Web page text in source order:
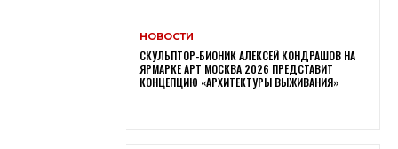
НОВОСТИ
СКУЛЬПТОР-БИОНИК АЛЕКСЕЙ КОНДРАШОВ НА
ЯРМАРКЕ АРТ МОСКВА 2026 ПРЕДСТАВИТ
КОНЦЕПЦИЮ «АРХИТЕКТУРЫ ВЫЖИВАНИЯ»